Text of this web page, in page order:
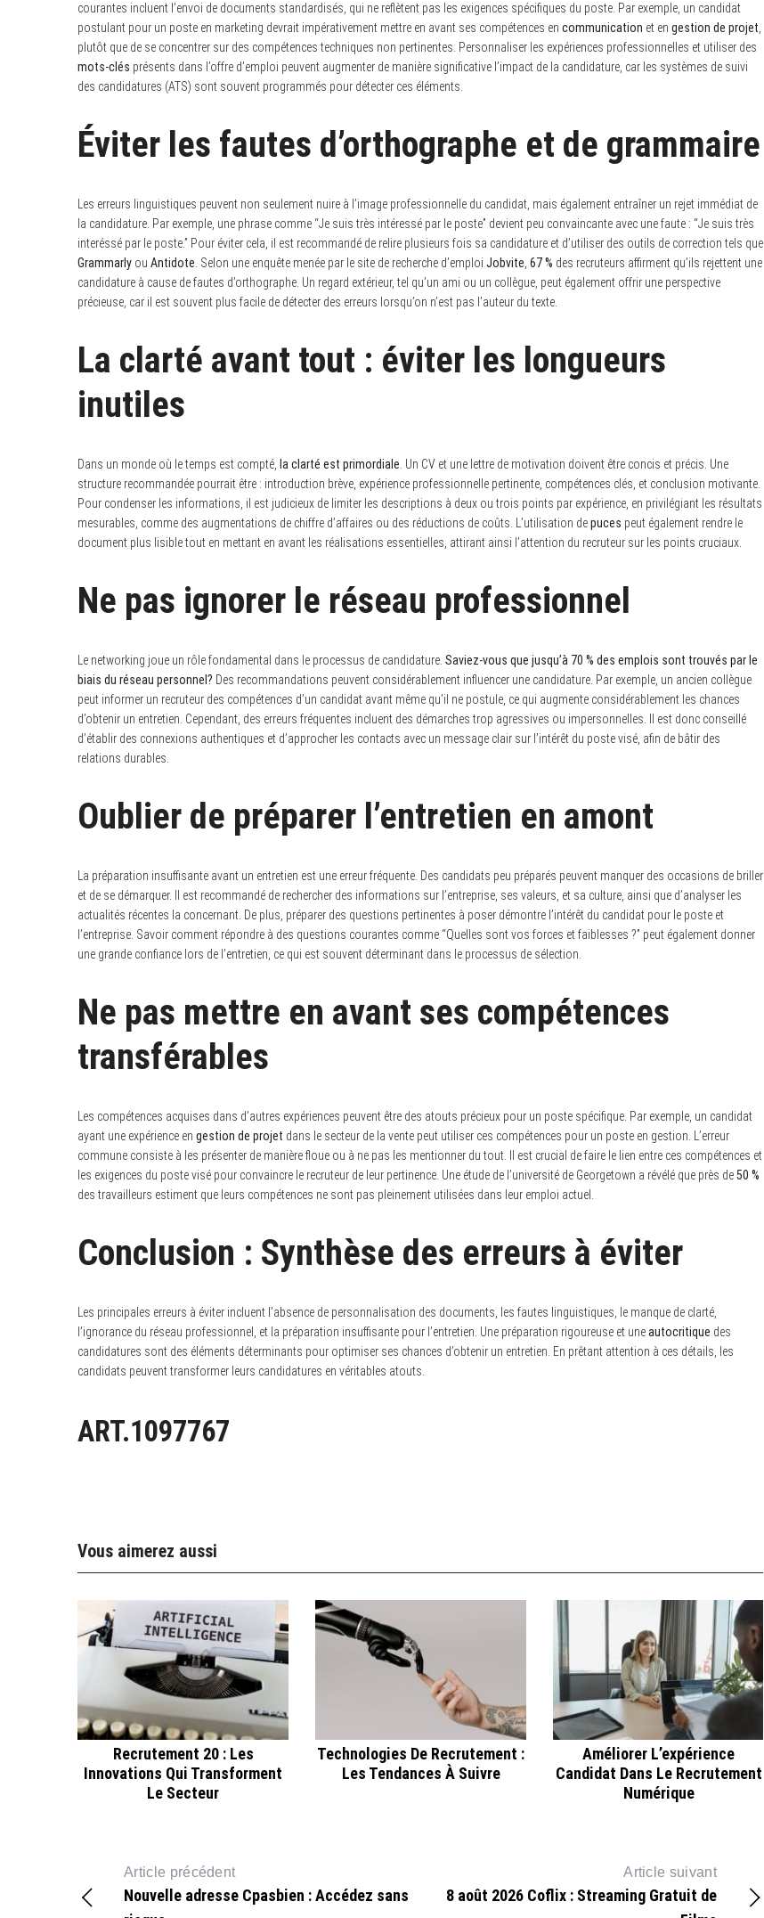
courantes incluent l’envoi de documents standardisés, qui ne reflètent pas les exigences spécifiques du poste. Par exemple, un candidat
postulant pour un poste en marketing devrait impérativement mettre en avant ses compétences en communication et en gestion de projet,
plutôt que de se concentrer sur des compétences techniques non pertinentes. Personnaliser les expériences professionnelles et utiliser des
mots-clés présents dans l’offre d’emploi peuvent augmenter de manière significative l’impact de la candidature, car les systèmes de suivi
des candidatures (ATS) sont souvent programmés pour détecter ces éléments.
Éviter les fautes d’orthographe et de grammaire
Les erreurs linguistiques peuvent non seulement nuire à l’image professionnelle du candidat, mais également entraîner un rejet immédiat de
la candidature. Par exemple, une phrase comme “Je suis très intéressé par le poste” devient peu convaincante avec une faute : “Je suis très
interéssé par le poste.” Pour éviter cela, il est recommandé de relire plusieurs fois sa candidature et d’utiliser des outils de correction tels que
Grammarly ou Antidote. Selon une enquête menée par le site de recherche d’emploi Jobvite, 67 % des recruteurs affirment qu’ils rejettent une
candidature à cause de fautes d’orthographe. Un regard extérieur, tel qu’un ami ou un collègue, peut également offrir une perspective
précieuse, car il est souvent plus facile de détecter des erreurs lorsqu’on n’est pas l’auteur du texte.
La clarté avant tout : éviter les longueurs
inutiles
Dans un monde où le temps est compté, la clarté est primordiale. Un CV et une lettre de motivation doivent être concis et précis. Une
structure recommandée pourrait être : introduction brève, expérience professionnelle pertinente, compétences clés, et conclusion motivante.
Pour condenser les informations, il est judicieux de limiter les descriptions à deux ou trois points par expérience, en privilégiant les résultats
mesurables, comme des augmentations de chiffre d’affaires ou des réductions de coûts. L’utilisation depuces peut également rendre le
document plus lisible tout en mettant en avant les réalisations essentielles, attirant ainsi l’attention du recruteur sur les points cruciaux.
Ne pas ignorer le réseau professionnel
Le networking joue un rôle fondamental dans le processus de candidature. Saviez-vous que jusqu’à 70 % des emplois sont trouvés par le
biais du réseau personnel? Des recommandations peuvent considérablement influencer une candidature. Par exemple, un ancien collègue
peut informer un recruteur des compétences d’un candidat avant même qu’il ne postule, ce qui augmente considérablement les chances
d’obtenir un entretien. Cependant, des erreurs fréquentes incluent des démarches trop agressives ou impersonnelles. Il est donc conseillé
d’établir des connexions authentiques et d’approcher les contacts avec un message clair sur l’intérêt du poste visé, afin de bâtir des
relations durables.
Oublier de préparer l’entretien en amont
La préparation insuffisante avant un entretien est une erreur fréquente. Des candidats peu préparés peuvent manquer des occasions de briller
et de se démarquer. Il est recommandé de rechercher des informations sur l’entreprise, ses valeurs, et sa culture, ainsi que d’analyser les
actualités récentes la concernant. De plus, préparer des questions pertinentes à poser démontre l’intérêt du candidat pour le poste et
l’entreprise. Savoir comment répondre à des questions courantes comme “Quelles sont vos forces et faiblesses ?” peut également donner
une grande confiance lors de l’entretien, ce qui est souvent déterminant dans le processus de sélection.
Ne pas mettre en avant ses compétences
transférables
Les compétences acquises dans d’autres expériences peuvent être des atouts précieux pour un poste spécifique. Par exemple, un candidat
ayant une expérience en gestion de projet dans le secteur de la vente peut utiliser ces compétences pour un poste en gestion. L’erreur
commune consiste à les présenter de manière floue ou à ne pas les mentionner du tout. Il est crucial de faire le lien entre ces compétences et
les exigences du poste visé pour convaincre le recruteur de leur pertinence. Une étude de l’université de Georgetown a révélé que près de50 %
des travailleurs estiment que leurs compétences ne sont pas pleinement utilisées dans leur emploi actuel.
Conclusion : Synthèse des erreurs à éviter
Les principales erreurs à éviter incluent l’absence de personnalisation des documents, les fautes linguistiques, le manque de clarté,
l’ignorance du réseau professionnel, et la préparation insuffisante pour l’entretien. Une préparation rigoureuse et uneautocritique des
candidatures sont des éléments déterminants pour optimiser ses chances d’obtenir un entretien. En prêtant attention à ces détails, les
candidats peuvent transformer leurs candidatures en véritables atouts.
ART.1097767
Vous aimerez aussi
Recrutement 20 : Les
Innovations Qui Transforment
Le Secteur
Technologies De Recrutement :
Les Tendances À Suivre
Améliorer L’expérience
Candidat Dans Le Recrutement
Numérique
Article précédent
Nouvelle adresse Cpasbien : Accédez sans
Article suivant
8 août 2026 Coflix : Streaming Gratuit de
e
a
r
h
f